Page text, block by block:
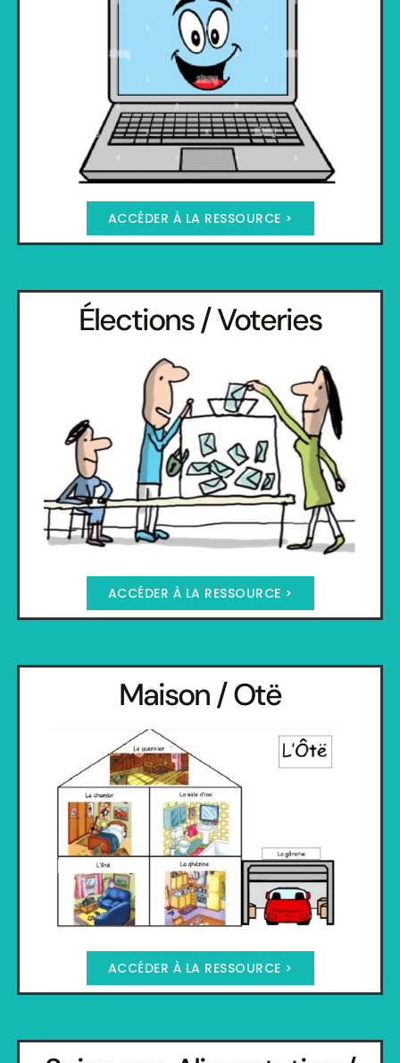
ACCÉDER À LA RESSOURCE >
Élections / Voteries
ACCÉDER À LA RESSOURCE >
Maison / Otë
ACCÉDER À LA RESSOURCE >